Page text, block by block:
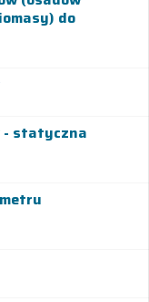
do
- statyczna